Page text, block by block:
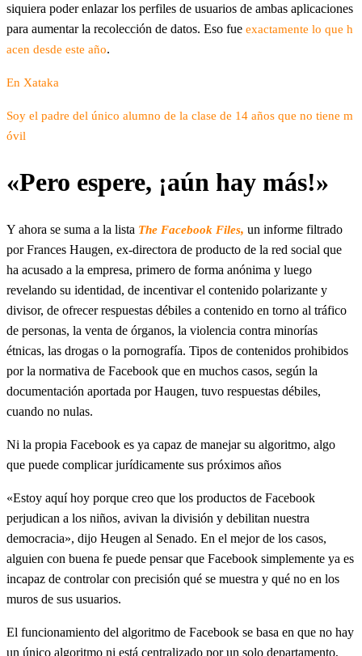
siquiera poder enlazar los perfiles de usuarios de ambas aplicaciones
para aumentar la recolección de datos. Eso fue exactamente lo que h
acen desde este año.
En Xataka
Soy el padre del único alumno de la clase de 14 años que no tiene m
óvil
«Pero espere, ¡aún hay más!»
Y ahora se suma a la lista The Facebook Files, un informe filtrado
por Frances Haugen, ex-directora de producto de la red social que
ha acusado a la empresa, primero de forma anónima y luego
revelando su identidad, de incentivar el contenido polarizante y
divisor, de ofrecer respuestas débiles a contenido en torno al tráfico
de personas, la venta de órganos, la violencia contra minorías
étnicas, las drogas o la pornografía. Tipos de contenidos prohibidos
por la normativa de Facebook que en muchos casos, según la
documentación aportada por Haugen, tuvo respuestas débiles,
cuando no nulas.
Ni la propia Facebook es ya capaz de manejar su algoritmo, algo
que puede complicar jurídicamente sus próximos años
«Estoy aquí hoy porque creo que los productos de Facebook
perjudican a los niños, avivan la división y debilitan nuestra
democracia», dijo Heugen al Senado. En el mejor de los casos,
alguien con buena fe puede pensar que Facebook simplemente ya es
incapaz de controlar con precisión qué se muestra y qué no en los
muros de sus usuarios.
El funcionamiento del algoritmo de Facebook se basa en que no hay
un único algoritmo ni está centralizado por un solo departamento,